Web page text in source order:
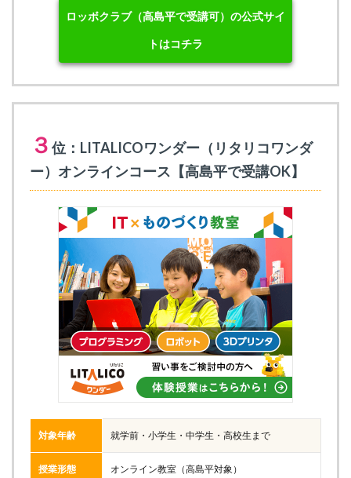
ロッボクラブ（高島平で受講可）の公式サイ
トはコチラ
３ 位：LITALICOワンダー（リタリコワンダ
ー）オンラインコース【高島平で受講OK】
対象年齢 就学前・小学生・中学生・高校生まで
授業形態 オンライン教室（高島平対象）